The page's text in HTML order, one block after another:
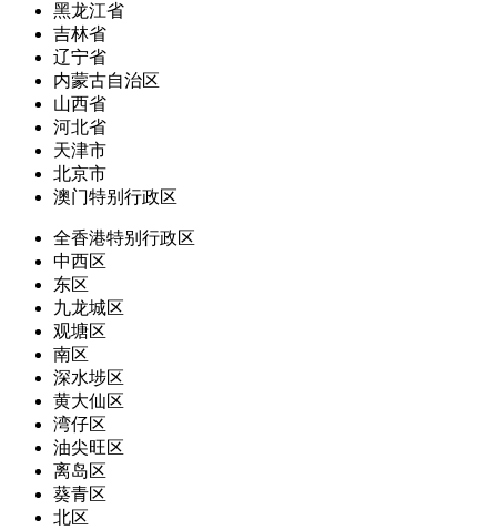
黑龙江省
吉林省
辽宁省
内蒙古自治区
山西省
河北省
天津市
北京市
澳门特别行政区
全香港特别行政区
中西区
东区
九龙城区
观塘区
南区
深水埗区
黄大仙区
湾仔区
油尖旺区
离岛区
葵青区
北区